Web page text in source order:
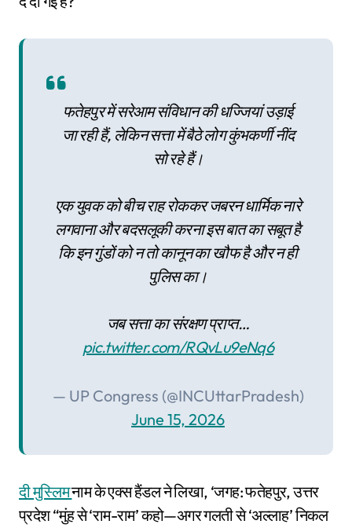
फतेहपुर में सरेआम संविधान की धज्जियां उड़ाई
जा रही हैं, लेकिन सत्ता में बैठे लोग कुंभकर्णी नींद
सो रहे हैं।
एक युवक को बीच राह रोककर जबरन धार्मिक नारे
लगवाना और बदसलूकी करना इस बात का सबूत है
कि इन गुंडों को न तो कानून का खौफ है और न ही
पुलिस का।
जब सत्ता का संरक्षण प्राप्त…
pic.twitter.com/RQvLu9eNq6
— UP Congress (@INCUttarPradesh)
June 15, 2026
दी मुस्लिमनाम के एक्स हैंडल ने लिखा, ‘जगह: फतेहपुर, उत्तर
प्रदेश “मुंह से ‘राम-राम’ कहो—अगर गलती से ‘अल्लाह’ निकल